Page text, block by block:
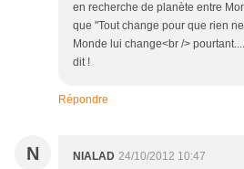
en recherche de planète entre
que "Tout change pour que rien
Monde lui change<br />
dit !
Répondre
N NIALAD 24/10/2012 10:47